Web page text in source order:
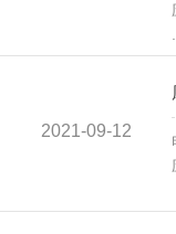
2021-09-12